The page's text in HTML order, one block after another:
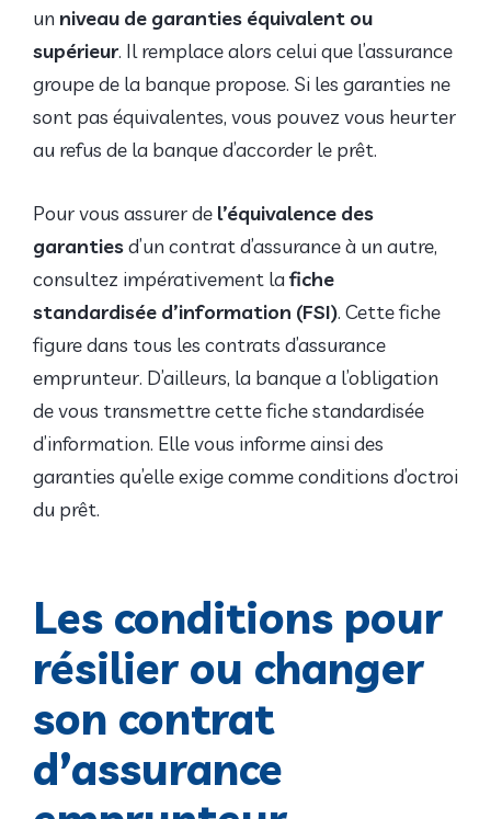
un niveau de garanties équivalent ou
supérieur. Il remplace alors celui que l’assurance
groupe de la banque propose. Si les garanties ne
sont pas équivalentes, vous pouvez vous heurter
au refus de la banque d’accorder le prêt.
Pour vous assurer de l’équivalence des
garantiesd’un contrat d’assurance à un autre,
consultez impérativement lafiche
standardisée d’information (FSI). Cette fiche
figure dans tous les contrats d’assurance
emprunteur. D’ailleurs, la banque a l’obligation
de vous transmettre cette fiche standardisée
d’information. Elle vous informe ainsi des
garanties qu’elle exige comme conditions d’octroi
du prêt.
Les conditions pour
résilier ou changer
son contrat
d’assurance